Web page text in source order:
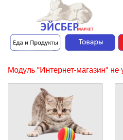
Модуль "Интернет-магазин" не